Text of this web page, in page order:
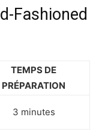
Fashioned
TEMPS DE
PRÉPARATION
3 minutes